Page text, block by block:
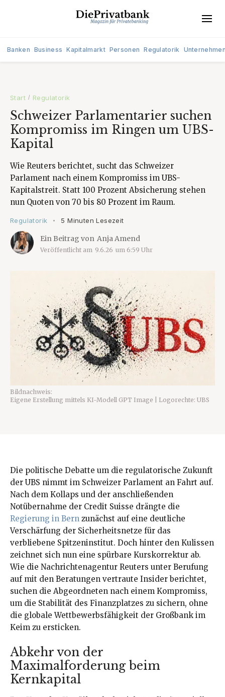
Banken Business Kapitalmarkt Personen Regulatorik
Start / Regulatorik
Schweizer Parlamentarier suchen
Kompromiss im Ringen um UBS-
Kapital
Wie Reuters berichtet, sucht das Schweizer
Parlament nach einem Kompromiss im UBS-
Kapitalstreit. Statt 100 Prozent Absicherung stehen
nun Quoten von 70 bis 80 Prozent im Raum.
Regulatorik • 5 Minuten Lesezeit
Ein Beitrag von Anja Amend
Veröffentlicht am 9.6.26 um 6:59 Uhr
Bildnachweis:
Eigene Erstellung mittels KI-Modell GPT Image | Logorechte: UBS
Die politische Debatte um die regulatorische Zukunft
der UBS nimmt im Schweizer Parlament an Fahrt auf.
Nach dem Kollaps und der anschließenden
Notübernahme der Credit Suisse drängte die
Regierung in Bern zunächst auf eine deutliche
Verschärfung der Sicherheitsnetze für das
verbliebene Spitzeninstitut. Doch hinter den Kulissen
zeichnet sich nun eine spürbare Kurskorrektur ab.
Wie die Nachrichtenagentur Reuters unter Berufung
auf mit den Beratungen vertraute Insider berichtet,
suchen die Abgeordneten nach einem Kompromiss,
um die Stabilität des Finanzplatzes zu sichern, ohne
die globale Wettbewerbsfähigkeit der Großbank im
Keim zu ersticken.
Abkehr von der
Maximalforderung beim
Kernkapital